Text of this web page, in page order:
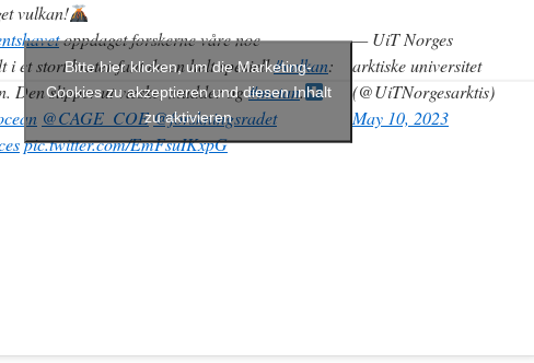
vulkan!
oppdaget forskerne våre noe
i et stort krater fant de en helt spesiell#vulkan:
Den slipper ut væske, mudder og#metan.
@CAGE_COE@forskningsradet
pic.twitter.com/EmFsuIKxpG
— UiT Norges
arktiske universitet
(@UiTNorgesarktis)
May 10, 2023
Bitte hier klicken, um die Marketing-
Cookies zu akzeptieren und diesen Inhalt
zu aktivieren